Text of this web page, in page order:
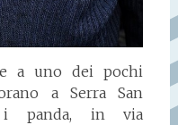
a uno dei pochi
a Serra San
i panda, in via